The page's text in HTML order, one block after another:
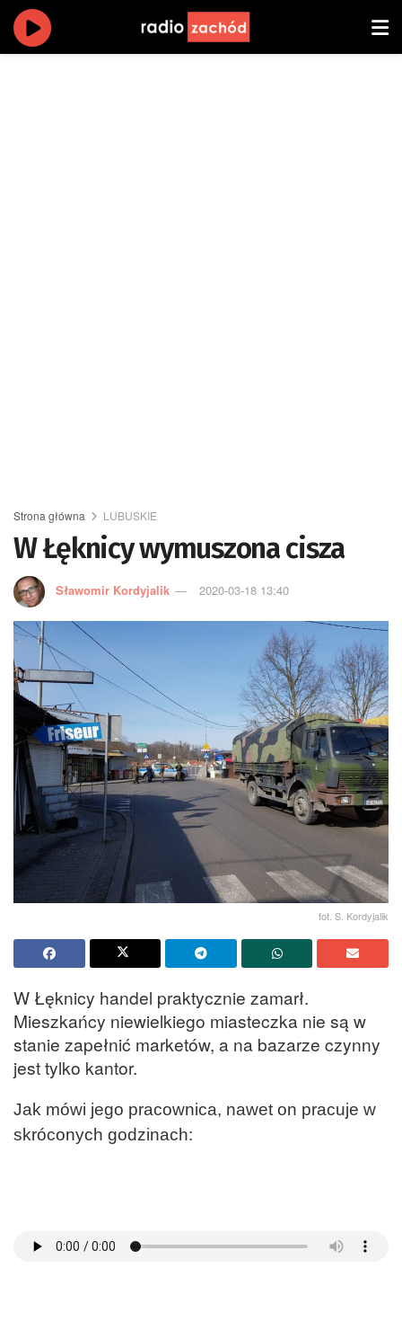
Strona główna LUBUSKIE
W Łęknicy wymuszona cisza
Sławomir Kordyjalik 2020-03-18 13:40
fot. S. Kordyjalik
W Łęknicy handel praktycznie zamarł.
Mieszkańcy niewielkiego miasteczka nie są w
stanie zapełnić marketów, a na bazarze czynny
jest tylko kantor.
Jak mówi jego pracownica, nawet on pracuje w
skróconych godzinach: